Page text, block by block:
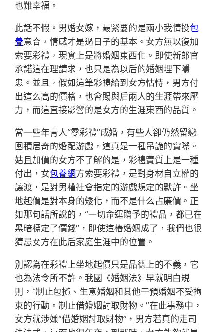
也難幸福。
此話不假。男婚女嫁，最緊要的是兩小我情投包
養意合，情感才是過日子的基本。女方無以復加
索要彩禮，現實上是將婚姻東西化。即使新郎官
承諾這在理請求，也只是為以后的婚姻埋下隱
患。並且，假如這筆彩禮給到女方怙恃，男方付
出這么高的價格，也會賜與后兩人的生涯帶來壓
力，而這直接影響的是女方的生涯東西的品質。
當一些年青人“零彩禮”成婚，有些人卻仍然留戀
囤積居奇的婚配游戲，這真是一種吊詭的實際。
姑且加價的女方不了解的是，彩禮實質上是一種
付出，女包養網方索要彩禮，是對身材自立權的
讓渡，是對男權社會指定的游戲規定的默許。坐
地起價是對本身的矮化，而不是什么占廉價。正
如那句話所說的，“一切命運贈予的禮品，都已在
黑暗標定了價錢”，即使這樁婚姻成了，我們也很
猜忌女方在此后家庭生涯中的位置。
別認為在彩禮上坐地起價只是品德上的不義，它
也為法令所不許。我國《婚姻法》早就明白規
則，“制止包攬、生意婚姻和其他干預婚姻不受拘
束的行動。制止借婚姻討取財物。”在此事務中，
女方就涉嫌“借婚姻討取財物”，男方若真的走司